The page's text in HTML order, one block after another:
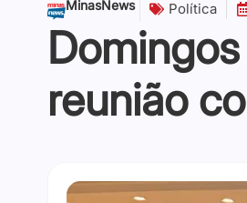
MinasNews Política
reunião